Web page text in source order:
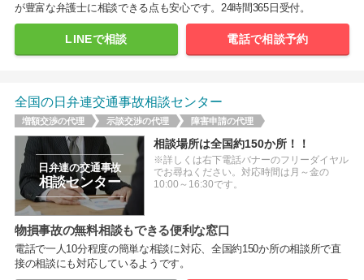
が豊富な弁護士に相談できる点も安心です。24時間365日受付。
LINEで相談 電話で相談予約
全国の日弁連交通事故相談センター
増額交渉の代理 示談交渉の代理 障害申請の代理
日弁連の交通事故
相談センター
相談場所は全国約150か所！！
※詳しくは右下電話バナーのフリーダイヤル
でお尋ねください。対応時間は月～金の
10:00～16:30です。
物損事故の無料相談もできる便利な窓口
電話で一人10分程度の簡単な相談に対応、全国約150か所の相談所で直
接の相談にも対応しているようです。